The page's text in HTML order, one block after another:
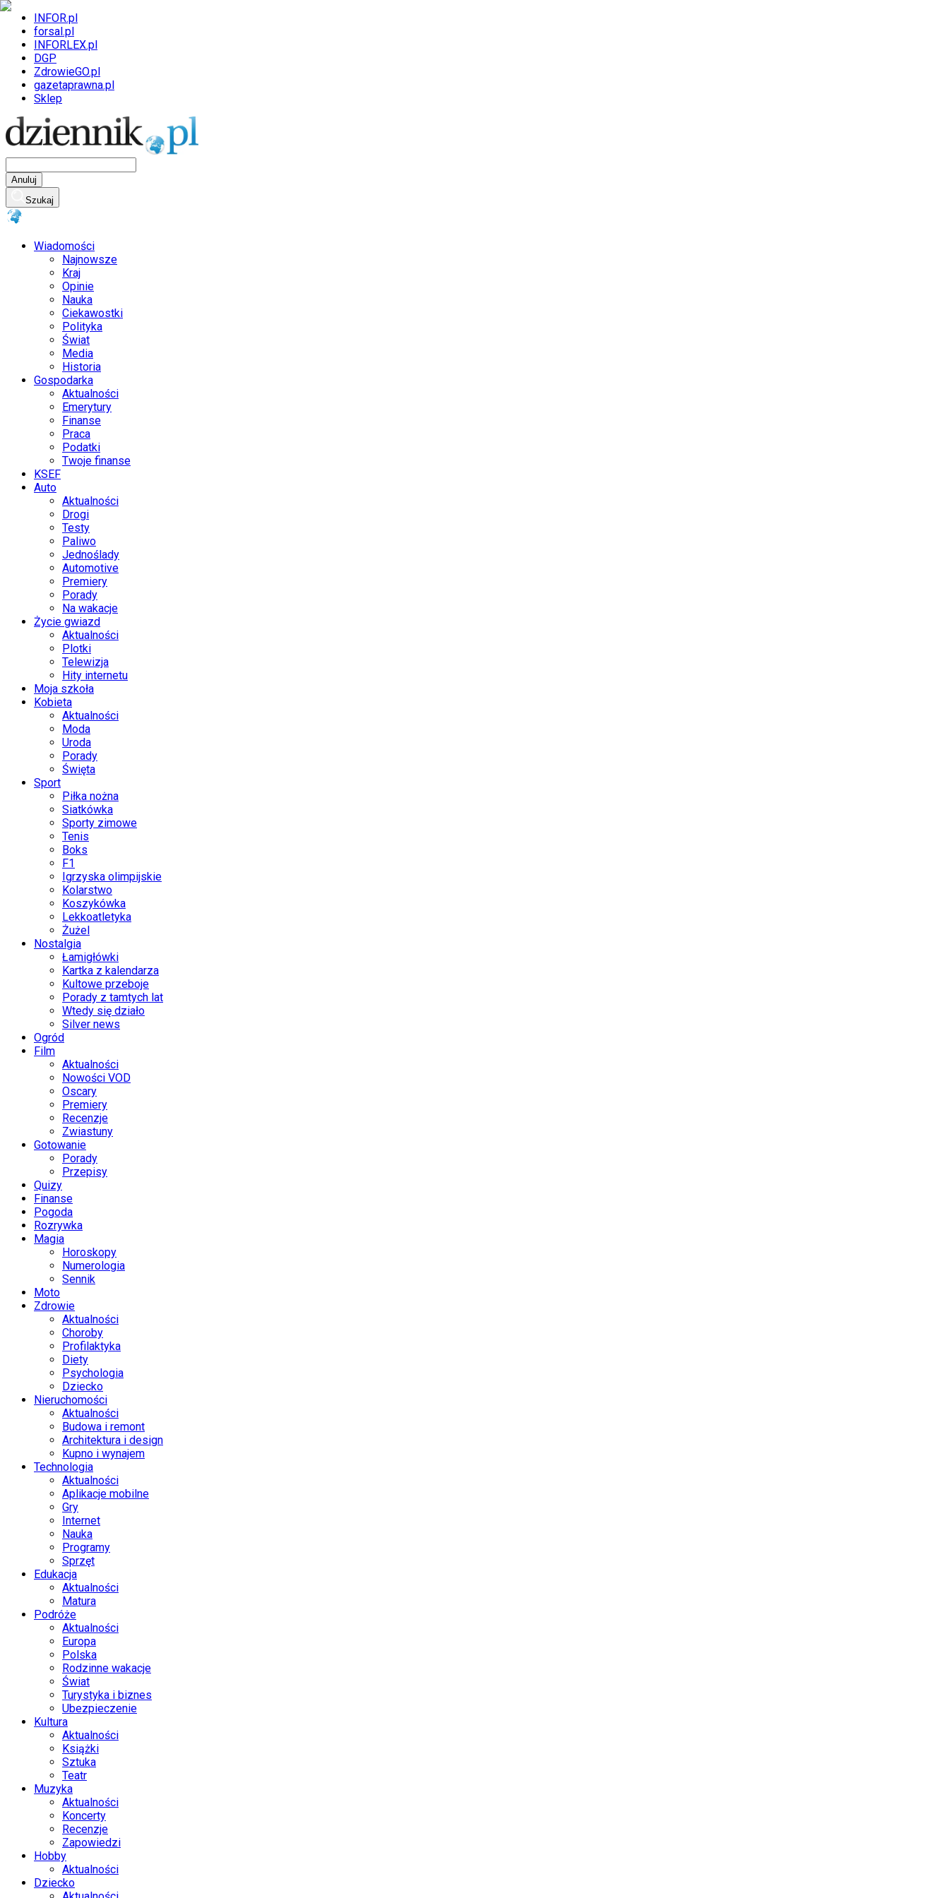
INFOR.pl
forsal.pl
INFORLEX.pl
DGP
ZdrowieGO.pl
gazetaprawna.pl
Sklep
Anuluj
Szukaj
Wiadomości
Najnowsze
Kraj
Opinie
Nauka
Ciekawostki
Polityka
Świat
Media
Historia
Gospodarka
Aktualności
Emerytury
Finanse
Praca
Podatki
Twoje finanse
KSEF
Auto
Aktualności
Drogi
Testy
Paliwo
Jednoślady
Automotive
Premiery
Porady
Na wakacje
Życie gwiazd
Aktualności
Plotki
Telewizja
Hity internetu
Moja szkoła
Kobieta
Aktualności
Moda
Uroda
Porady
Święta
Sport
Piłka nożna
Siatkówka
Sporty zimowe
Tenis
Boks
F1
Igrzyska olimpijskie
Kolarstwo
Koszykówka
Lekkoatletyka
Żużel
Nostalgia
Łamigłówki
Kartka z kalendarza
Kultowe przeboje
Porady z tamtych lat
Wtedy się działo
Silver news
Ogród
Film
Aktualności
Nowości VOD
Oscary
Premiery
Recenzje
Zwiastuny
Gotowanie
Porady
Przepisy
Quizy
Finanse
Pogoda
Rozrywka
Magia
Horoskopy
Numerologia
Sennik
Moto
Zdrowie
Aktualności
Choroby
Profilaktyka
Diety
Psychologia
Dziecko
Nieruchomości
Aktualności
Budowa i remont
Architektura i design
Kupno i wynajem
Technologia
Aktualności
Aplikacje mobilne
Gry
Internet
Nauka
Programy
Sprzęt
Edukacja
Aktualności
Matura
Podróże
Aktualności
Europa
Polska
Rodzinne wakacje
Świat
Turystyka i biznes
Ubezpieczenie
Kultura
Aktualności
Książki
Sztuka
Teatr
Muzyka
Aktualności
Koncerty
Recenzje
Zapowiedzi
Hobby
Aktualności
Dziecko